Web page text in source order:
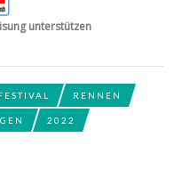
unterstützen
RENNEN
2022